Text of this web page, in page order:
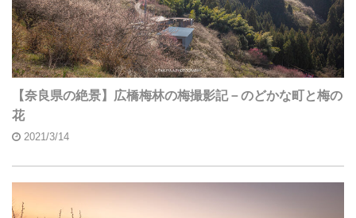
【奈良県の絶景】広橋梅林の梅撮影記－のどかな町と梅の
花
2021/3/14